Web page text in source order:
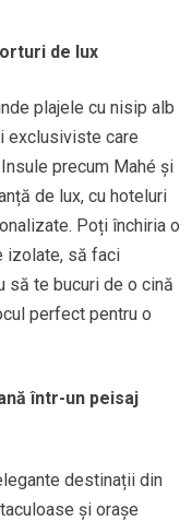
de lux
plajele cu nisip alb
exclusiviste care
precum Mahé și
de lux, cu hoteluri
Poți închiria o
izolate, să faci
să te bucuri de o cină
perfect pentru o
într-un peisaj
destinații din
și orașe